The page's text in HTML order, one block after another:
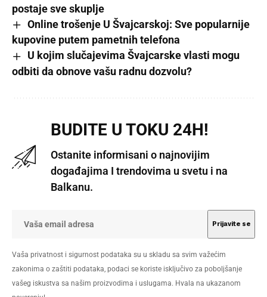
postaje sve skuplje
Online trošenje U Švajcarskoj: Sve popularnije
kupovine putem pametnih telefona
U kojim slučajevima Švajcarske vlasti mogu
odbiti da obnove vašu radnu dozvolu?
BUDITE U TOKU 24H!
Ostanite informisani o najnovijim
događajima I trendovima u svetu i na
Balkanu.
Vaša privatnost i sigurnost podataka su u skladu sa svim važećim
zakonima o zaštiti podataka, podaci se koriste isključivo za poboljšanje
vašeg iskustva sa našim proizvodima i uslugama. Hvala na ukazanom